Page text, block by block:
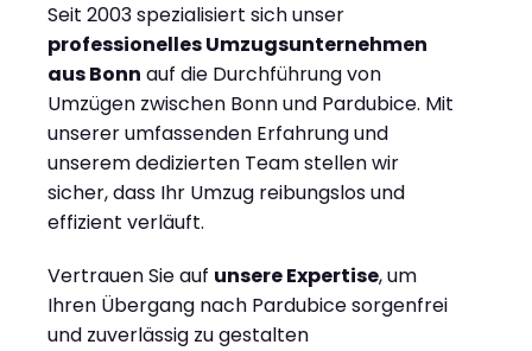
Seit 2003 spezialisiert sich unser
professionelles Umzugsunternehmen
aus Bonn auf die Durchführung von
Umzügen zwischen Bonn und Pardubice. Mit
unserer umfassenden Erfahrung und
unserem dedizierten Team stellen wir
sicher, dass Ihr Umzug reibungslos und
effizient verläuft.
Vertrauen Sie auf unsere Expertise, um
Ihren Übergang nach Pardubice sorgenfrei
und zuverlässig zu gestalten